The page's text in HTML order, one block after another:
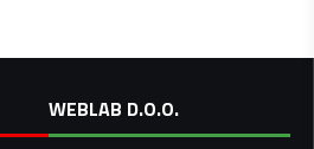
WEBLAB D.O.O.